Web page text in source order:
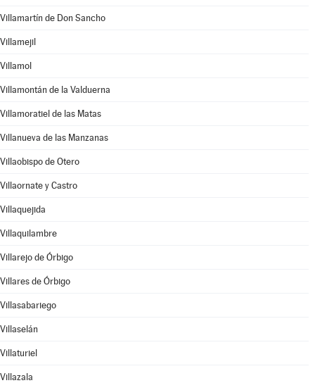
Villamartín de Don Sancho
Villamejil
Villamol
Villamontán de la Valduerna
Villamoratiel de las Matas
Villanueva de las Manzanas
Villaobispo de Otero
Villaornate y Castro
Villaquejida
Villaquilambre
Villarejo de Órbigo
Villares de Órbigo
Villasabariego
Villaselán
Villaturiel
Villazala